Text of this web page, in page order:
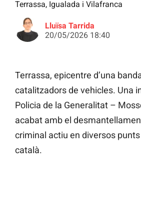
Terrassa, Igualada i Vilafranca
Lluïsa Tarrida
20/05/2026 18:40
Terrassa, epicentre d’una
catalitzadors de vehicles. Una
Policia de la Generalitat –
acabat amb el
criminal actiu en diversos
català.